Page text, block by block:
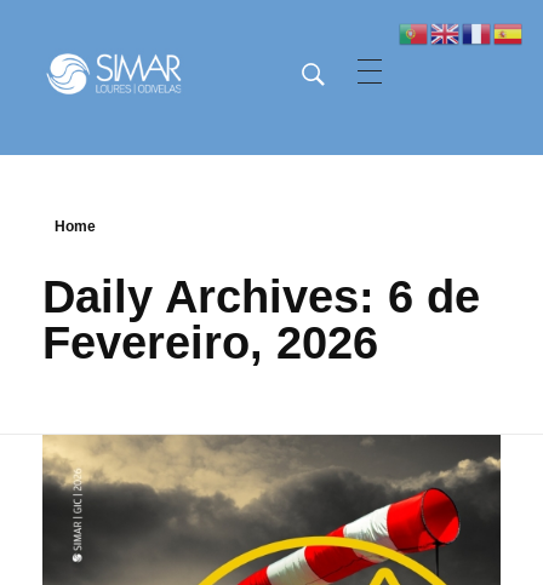
Home
Daily Archives: 6 de
Fevereiro, 2026